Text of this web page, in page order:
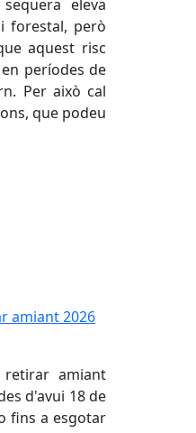
eleva
forestal, però
aquest risc
períodes de
Per això cal
que podeu
2026
amiant 2026
retirar amiant
d'avui 18 de
fins a esgotar